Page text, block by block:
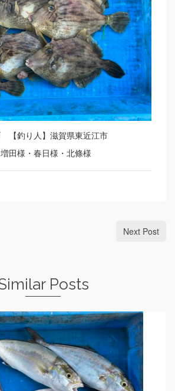
【釣り人】滋賀県東近江市
田様・春日様・北條様
Next Post
Posts